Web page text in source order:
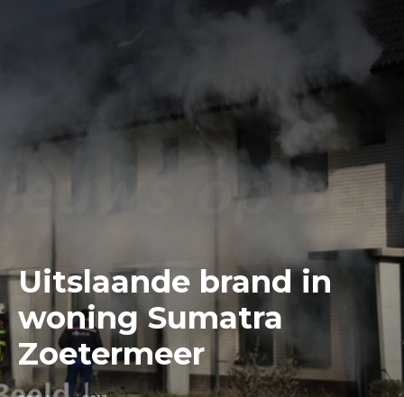
Uitslaande brand in
woning Sumatra
Zoetermeer